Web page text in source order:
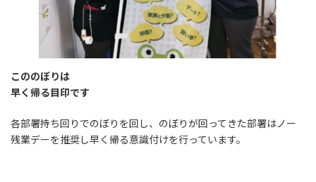
こののぼりは
早く帰る目印です
各部署持ち回りでのぼりを回し、のぼりが回ってきた部署はノー
残業デーを推奨し早く帰る意識付けを行っています。